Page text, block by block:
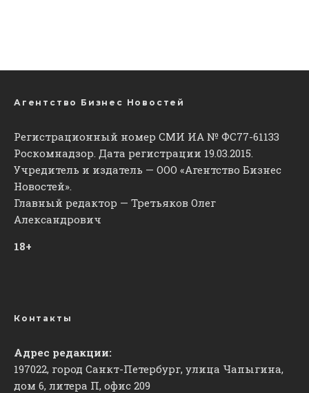
Агентство Бизнес Новостей
Регистрационный номер СМИ ИА № ФС77-61133
Роскомнадзор. Дата регистрации 19.03.2015.
Учредитель и издатель — ООО «Агентство Бизнес
Новостей».
Главный редактор — Третьяков Олег
Александрович
18+
Контакты
Адрес редакции:
197022, город Санкт-Петербург, улица Чапыгина,
дом 6, литера П, офис 209